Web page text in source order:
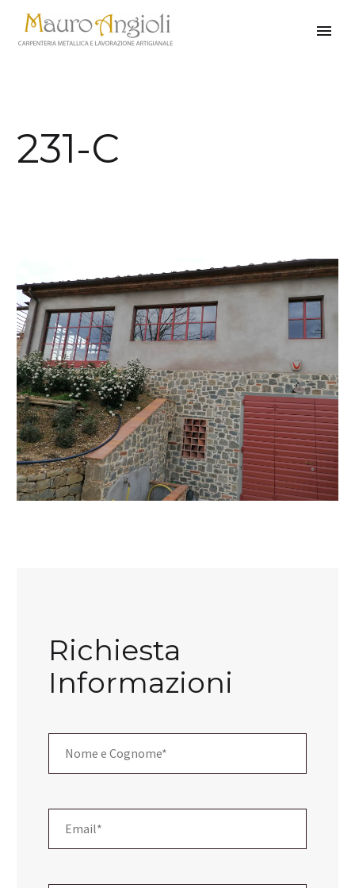
231-C
Richiesta
Informazioni